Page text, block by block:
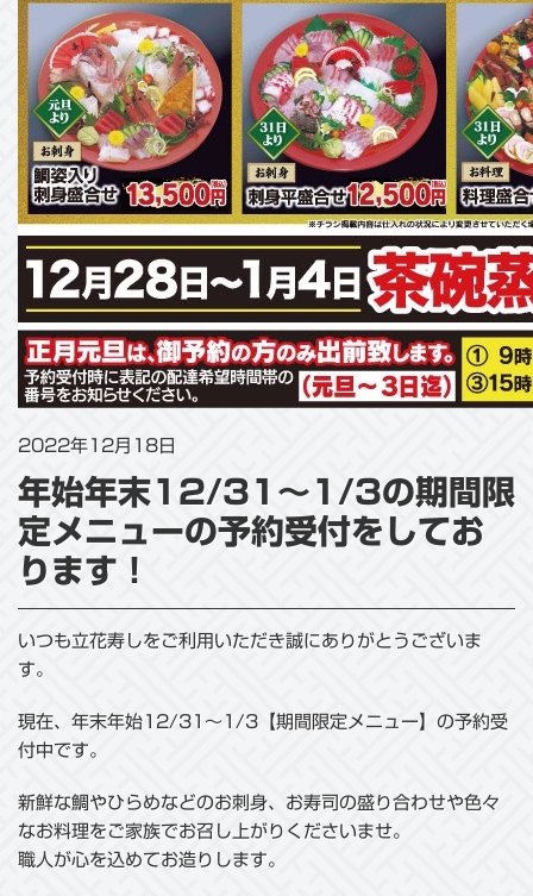
2022年12月18日
年始年末12/31～1/3の期間限
定メニューの予約受付をしてお
ります！
いつも立花寿しをご利用いただき誠にありがとうございま
す。
現在、年末年始12/31～1/3【期間限定メニュー】の予約受
付中です。
新鮮な鯛やひらめなどのお刺身、お寿司の盛り合わせや色々
なお料理をご家族でお召し上がりくださいませ。
職人が心を込めてお造りします。